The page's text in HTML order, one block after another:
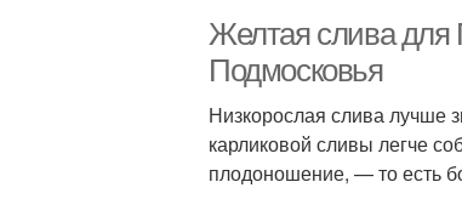
Желтая слива для
Подмосковья
Низкорослая слива лучше
карликовой сливы легче
плодоношение, — то есть